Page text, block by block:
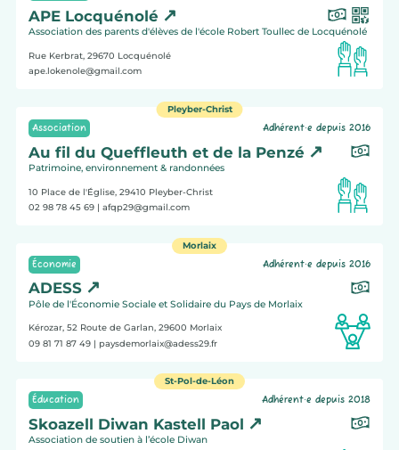
APE Locquénolé
Association des parents d'élèves de l'école Robert Toullec de Locquénolé
Rue Kerbrat, 29670 Locquénolé
ape.lokenole@gmail.com
Pleyber-Christ
Association
Adhérent·e depuis 2016
Au fil du Queffleuth et de la Penzé
Patrimoine, environnement & randonnées
10 Place de l'Église, 29410 Pleyber-Christ
02 98 78 45 69| afqp29@gmail.com
Morlaix
Économie
Adhérent·e depuis 2016
ADESS
Pôle de l'Économie Sociale et Solidaire du Pays de Morlaix
Kérozar, 52 Route de Garlan, 29600 Morlaix
09 81 71 87 49| paysdemorlaix@adess29.fr
St-Pol-de-Léon
Éducation
Adhérent·e depuis 2018
Skoazell Diwan Kastell Paol
Association de soutien à l’école Diwan